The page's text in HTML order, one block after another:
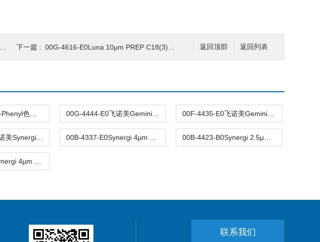
返回列表
返回顶部
下一篇 : 00G-4616-E0Luna 10µm PREP C18(3)色谱柱250x4.6mm
联系我们